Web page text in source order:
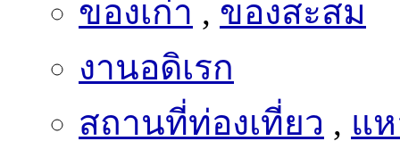
ของเก่า , ของสะสม
งานอดิเรก
สถานที่ท่องเที่ยว , แ